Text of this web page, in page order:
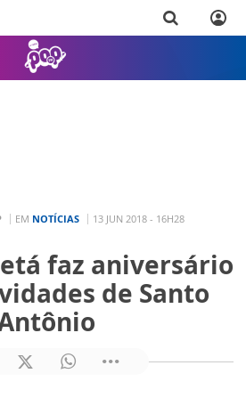
EM NOTÍCIAS 13 JUN 2018 - 16H28
faz aniversário
de Santo